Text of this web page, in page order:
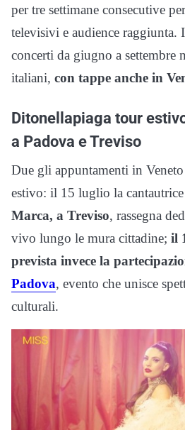
per tre settimane consecutive
televisivi e audience raggiunta.
concerti da giugno a settembre
italiani, con tappe anche in
Ditonellapiaga tour
a Padova e Treviso
Due gli appuntamenti in
estivo: il 15 luglio la cantautrice
Marca, a Treviso, rassegna
vivo lungo le mura cittadine; il
prevista invece la
Padova, evento che unisce
culturali.